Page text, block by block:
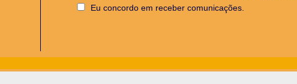
Eu concordo em receber comunicações.